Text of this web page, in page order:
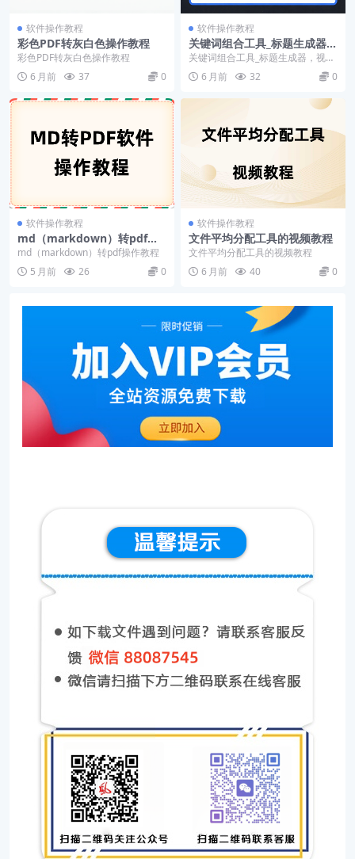
软件操作教程
彩色PDF转灰白色操作教程
彩色PDF转灰白色操作教程
6 月前
37 0
软件操作教程
关键词组合工具_标题生成器，
视频教程
关键词组合工具_标题生成器，视频
教程
6 月前 32 0
软件操作教程
md（markdown）转pdf操
作教程
md（markdown）转pdf操作教程
5 月前
26 0
软件操作教程
文件平均分配工具的视频教程
文件平均分配工具的视频教程
6 月前
40 0